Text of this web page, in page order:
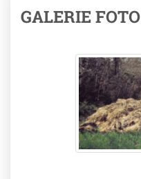
GALERIE FOTO